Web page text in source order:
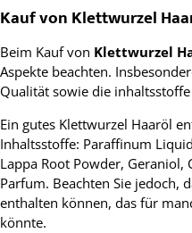
Kauf von Klettwurzel
Beim Kauf von Klettwurzel
Aspekte beachten.
Qualität sowie die
Ein gutes Klettwurzel Haaröl
Inhaltsstoffe: Paraffinum
Lappa Root Powder,
Parfum. Beachten Sie jedoch,
enthalten können, das für
könnte.